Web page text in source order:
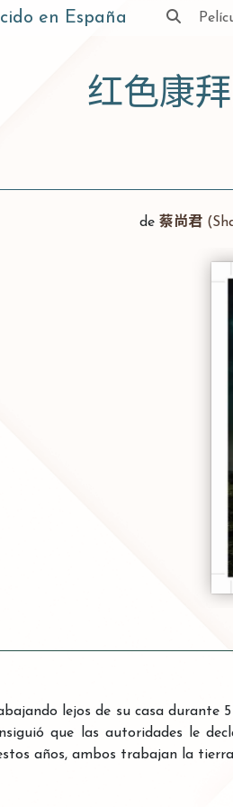
en España
红色康
de 蔡尚君
lejos de su casa durante
que las autoridades le
años, ambos trabajan la